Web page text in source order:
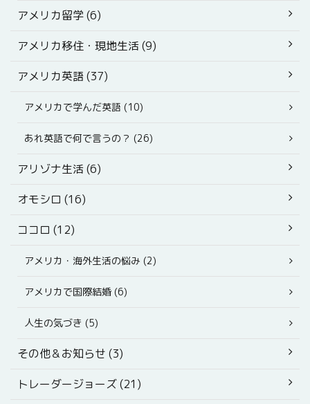
アメリカ留学 (6)
アメリカ移住・現地生活 (9)
アメリカ英語 (37)
アメリカで学んだ英語 (10)
あれ英語で何で言うの？ (26)
アリゾナ生活 (6)
オモシロ (16)
ココロ (12)
アメリカ・海外生活の悩み (2)
アメリカで国際結婚 (6)
人生の気づき (5)
その他＆お知らせ (3)
トレーダージョーズ (21)